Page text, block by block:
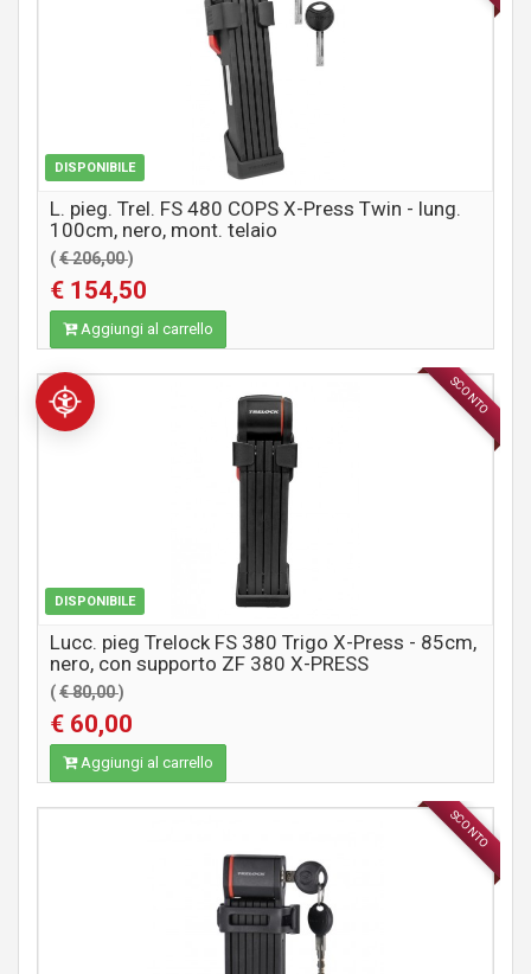
DISPONIBILE
L. pieg. Trel. FS 480 COPS X-Press Twin - lung.
100cm, nero, mont. telaio
(€ 206,00)
€ 154,50
Aggiungi al carrello
SCONTO
DISPONIBILE
ACCESSORI
Lucc. pieg Trelock FS 380 Trigo X-Press - 85cm,
nero, con supporto ZF 380 X-PRESS
(€ 80,00)
€ 60,00
Aggiungi al carrello
SCONTO
ACCESSORI